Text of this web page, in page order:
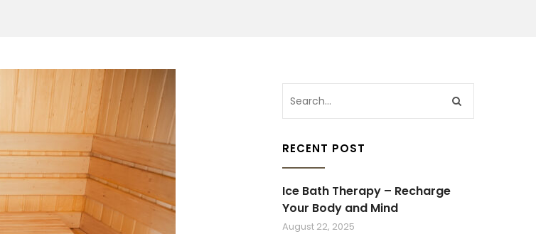
RECENT POST
Ice Bath Therapy – Recharge
Your Body and Mind
August 22, 2025